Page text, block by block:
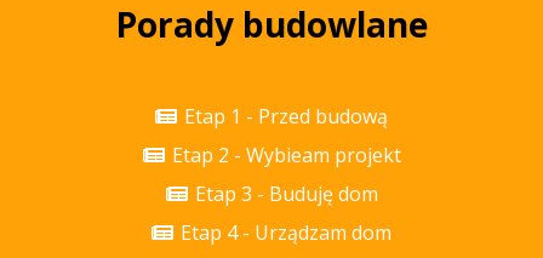
Porady budowlane
Etap 1 - Przed budową
Etap 2 - Wybieam projekt
Etap 3 - Buduję dom
Etap 4 - Urządzam dom